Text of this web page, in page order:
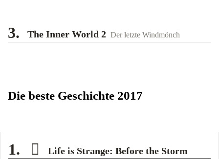
3. The Inner World 2 Der letzte Windmönch
Die beste Geschichte 2017
1. Life is Strange: Before the Storm